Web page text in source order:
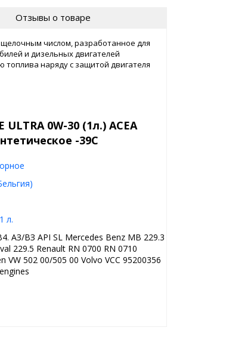
Отзывы о товаре
числом, разработанное для
и дизельных двигателей
наряду с защитой двигателя
0W-30 (1л.) ACEA
-39C
л.
АЗ/ВЗ API SL Mercedes Benz MB 229.3
229.5 Renault RN 0700 RN 0710
VW 502 00/505 00 Volvo VCC 95200356